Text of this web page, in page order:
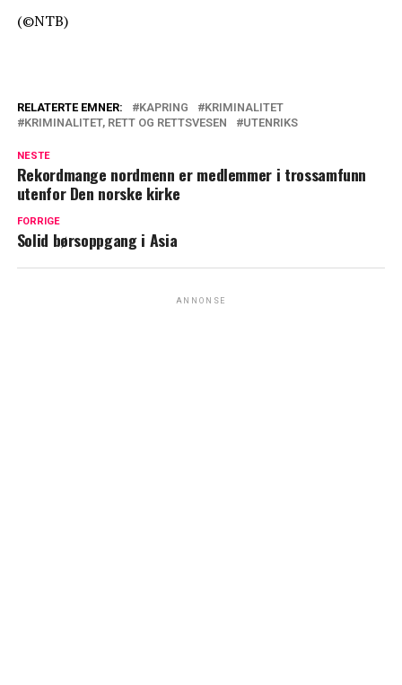
(©NTB)
RELATERTE EMNER: KAPRING
KRIMINALITET
KRIMINALITET, RETT OG RETTSVESEN
UTENRIKS
NESTE
Rekordmange nordmenn er medlemmer i trossamfunn
utenfor Den norske kirke
FORRIGE
Solid børsoppgang i Asia
ANNONSE